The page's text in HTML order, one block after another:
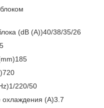
(dB (A))40/38/35/26
220/50
(A)3.7